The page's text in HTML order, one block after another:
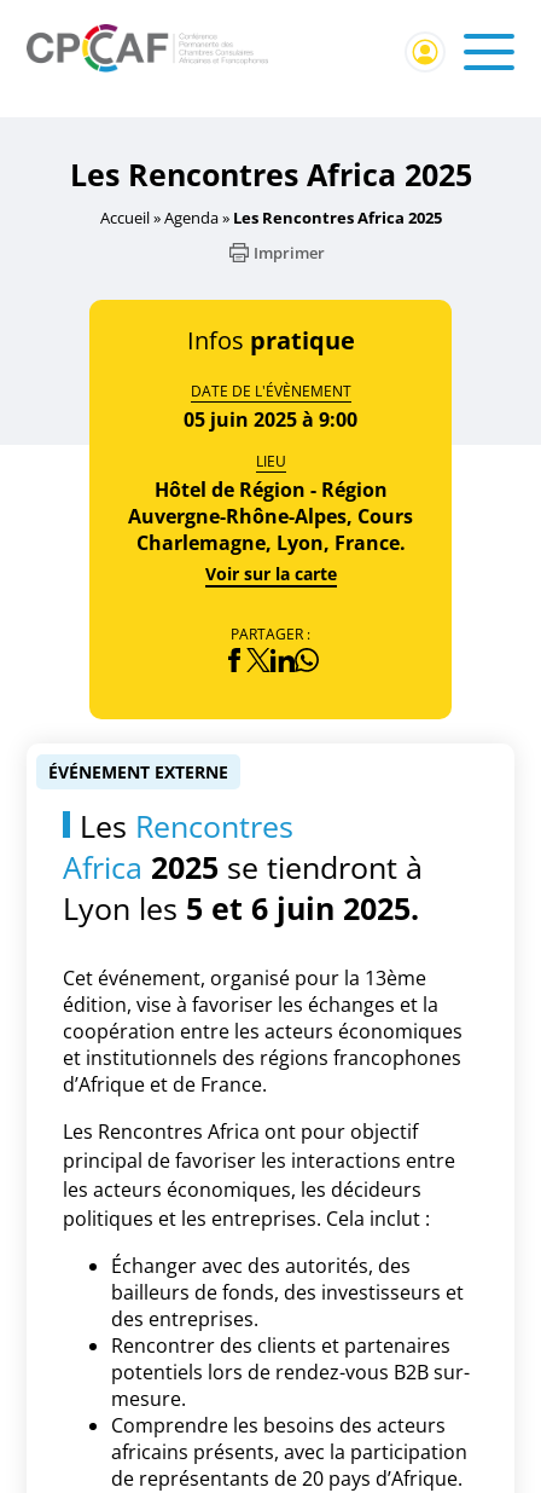
Les Rencontres Africa 2025
Accueil»Agenda» Les Rencontres Africa 2025
Imprimer
Infos pratique
DATE DE L'ÉVÈNEMENT
05 juin 2025 à 9:00
LIEU
Hôtel de Région - Région
Auvergne-Rhône-Alpes, Cours
Charlemagne, Lyon, France.
Voir sur la carte
PARTAGER :
Les Rencontres
Africa 2025 se tiendront à
Lyon les 5 et 6 juin 2025.
Cet événement, organisé pour la 13ème
édition, vise à favoriser les échanges et la
coopération entre les acteurs économiques
et institutionnels des régions francophones
d’Afrique et de France.
Les Rencontres Africa ont pour objectif
principal de favoriser les interactions entre
les acteurs économiques, les décideurs
politiques et les entreprises. Cela inclut :
Échanger avec des autorités, des
bailleurs de fonds, des investisseurs et
des entreprises.
Rencontrer des clients et partenaires
potentiels lors de rendez-vous B2B sur-
mesure.
Comprendre les besoins des acteurs
africains présents, avec la participation
de représentants de 20 pays d’Afrique.
ÉVÉNEMENT EXTERNE